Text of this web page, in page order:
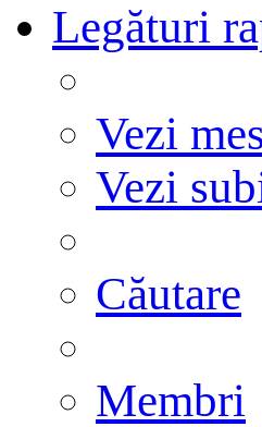
Legături
Vezi
Vezi
Căutare
Membri